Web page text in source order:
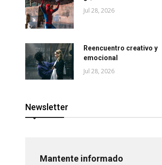
Jul 28, 2026
Reencuentro creativo y
emocional
Jul 28, 2026
Newsletter
Mantente informado